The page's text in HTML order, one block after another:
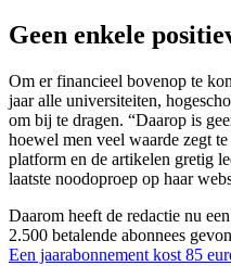
Geen enkele
Om er financieel bovenop te
jaar alle universiteiten,
om bij te dragen. “Daarop is
hoewel men veel waarde zegt
platform en de artikelen gretig
laatste noodoproep op haar
Daarom heeft de redactie nu
2.500 betalende abonnees
Een jaarabonnement kost 85